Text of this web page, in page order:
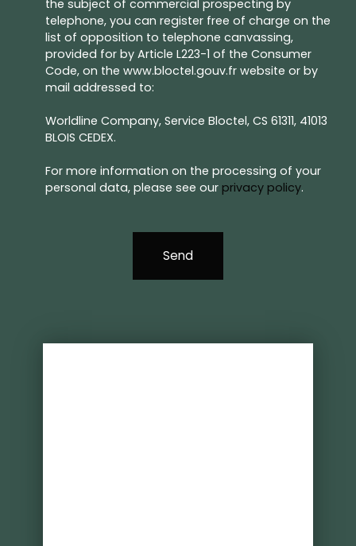
the subject of commercial prospecting by
telephone, you can register free of charge on the
list of opposition to telephone canvassing,
provided for by Article L223-1 of the Consumer
Code, on the www.bloctel.gouv.fr website or by
mail addressed to:
Worldline Company, Service Bloctel, CS 61311, 41013
BLOIS CEDEX.
For more information on the processing of your
personal data, please see our privacy policy.
Send